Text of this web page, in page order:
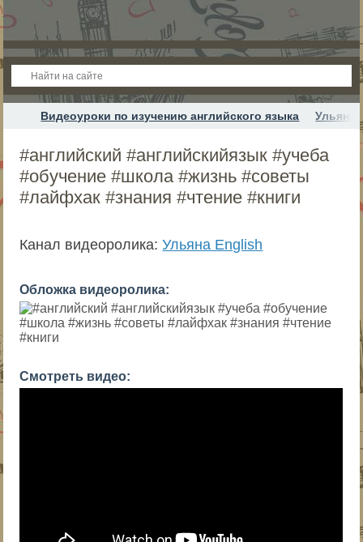
Видеоуроки по изучению английского языка Ульяна
#английский #английскийязык #учеба
#обучение #школа #жизнь #советы
#лайфхак #знания #чтение #книги
Канал видеоролика:Ульяна English
Обложка видеоролика:
Смотреть видео: